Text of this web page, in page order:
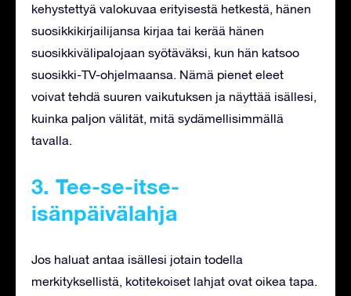
kehystettyä valokuvaa erityisestä hetkestä, hänen
suosikkikirjailijansa kirjaa tai kerää hänen
suosikkivälipalojaan syötäväksi, kun hän katsoo
suosikki-TV-ohjelmaansa. Nämä pienet eleet
voivat tehdä suuren vaikutuksen ja näyttää isällesi,
kuinka paljon välität, mitä sydämellisimmällä
tavalla.
3. Tee-se-itse-
isänpäivälahja
Jos haluat antaa isällesi jotain todella
merkityksellistä, kotitekoiset lahjat ovat oikea tapa.